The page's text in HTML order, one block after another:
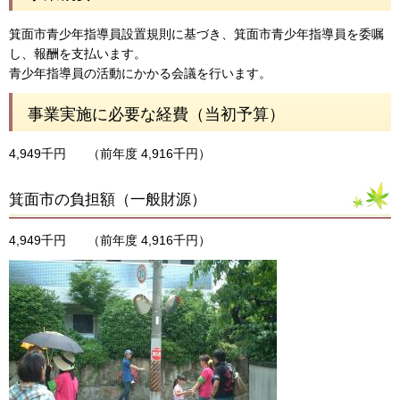
箕面市青少年指導員設置規則に基づき、箕面市青少年指導員を委嘱
し、報酬を支払います。
青少年指導員の活動にかかる会議を行います。
事業実施に必要な経費（当初予算）
4,949千円 （前年度 4,916千円）
箕面市の負担額（一般財源）
4,949千円 （前年度 4,916千円）